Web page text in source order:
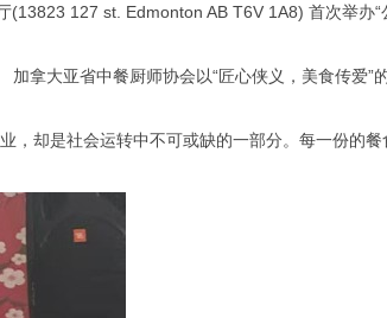
127 st. Edmonton AB T6V 1A8) 首次举办“
加拿大亚省中餐厨师协会以“匠心侠义，美食传爱”
，却是社会运转中不可或缺的一部分。每一份的餐